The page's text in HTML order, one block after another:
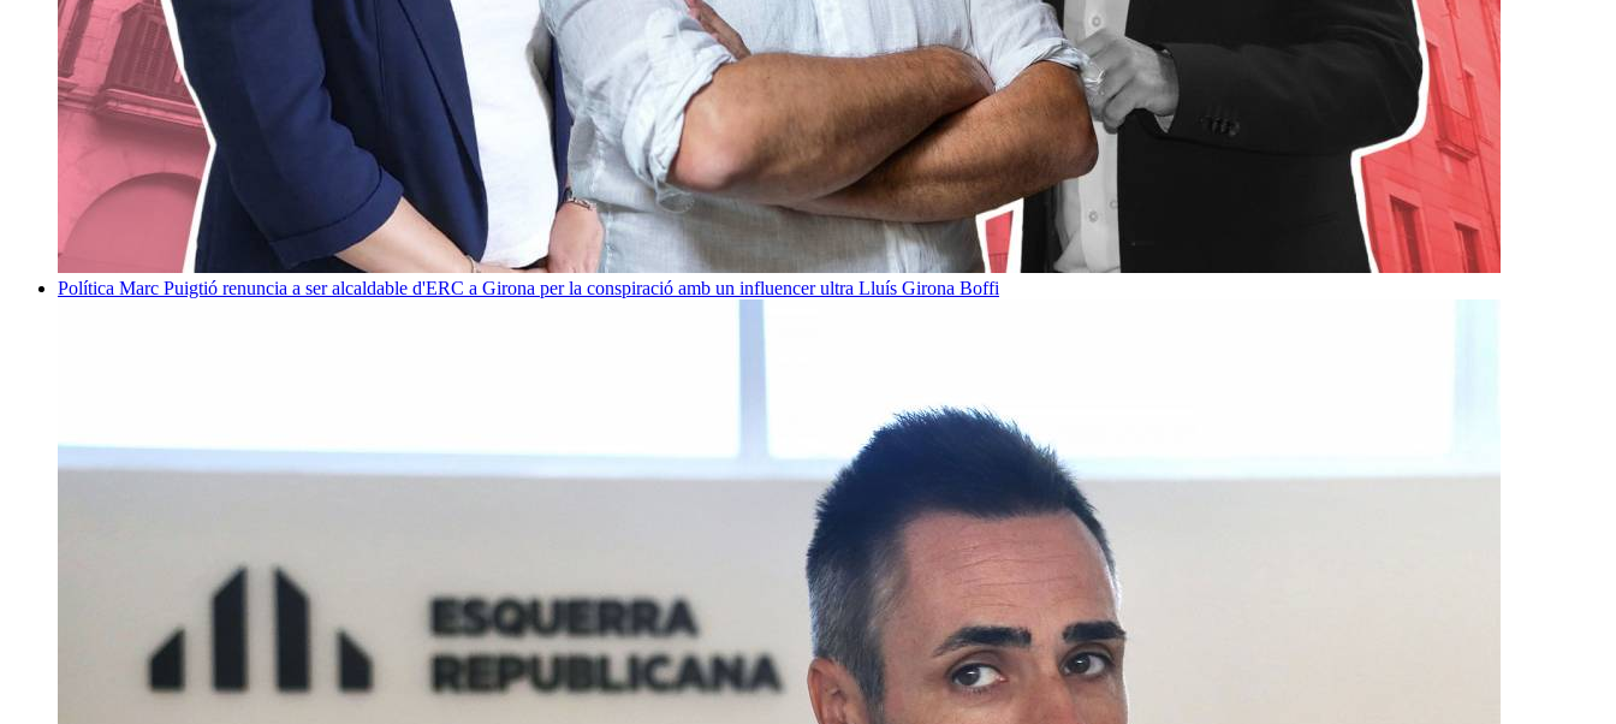
Política Marc Puigtió renuncia a ser alcaldable d'ERC a Girona per la conspiració amb un influencer ultra Lluís Girona Boffi